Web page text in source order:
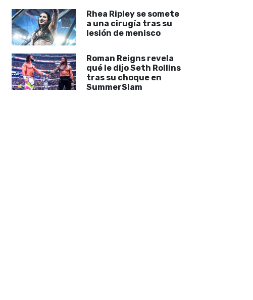
Rhea Ripley se somete
a una cirugía tras su
lesión de menisco
Roman Reigns revela
qué le dijo Seth Rollins
tras su choque en
SummerSlam